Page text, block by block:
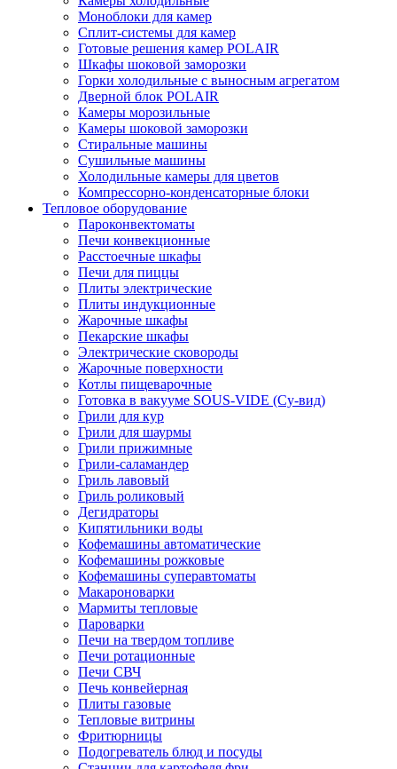
Моноблоки для камер
Сплит-системы для камер
Готовые решения камер POLAIR
Шкафы шоковой заморозки
Горки холодильные с выносным агрегатом
Дверной блок POLAIR
Камеры морозильные
Камеры шоковой заморозки
Стиральные машины
Сушильные машины
Холодильные камеры для цветов
Компрессорно-конденсаторные блоки
Тепловое оборудование
Пароконвектоматы
Печи конвекционные
Расстоечные шкафы
Печи для пиццы
Плиты электрические
Плиты индукционные
Жарочные шкафы
Пекарские шкафы
Электрические сковороды
Жарочные поверхности
Котлы пищеварочные
Готовка в вакууме SOUS-VIDE (Су-вид)
Грили для кур
Грили для шаурмы
Грили прижимные
Грили-саламандер
Гриль лавовый
Гриль роликовый
Дегидраторы
Кипятильники воды
Кофемашины автоматические
Кофемашины рожковые
Кофемашины суперавтоматы
Макароноварки
Мармиты тепловые
Пароварки
Печи на твердом топливе
Печи ротационные
Печи СВЧ
Печь конвейерная
Плиты газовые
Тепловые витрины
Фритюрницы
Подогреватель блюд и посуды